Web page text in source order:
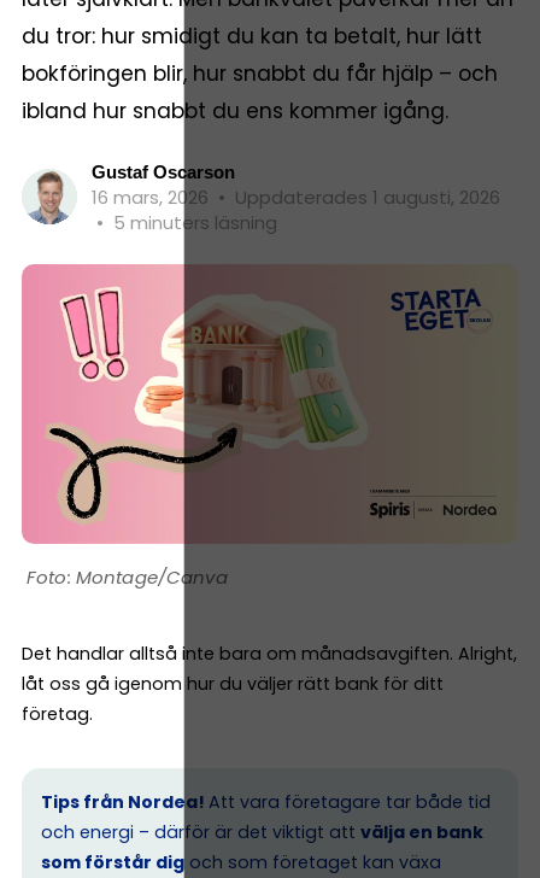
du tror: hur smidigt du kan ta betalt, hur lätt
bokföringen blir, hur snabbt du får hjälp – och
ibland hur snabbt du ens kommer igång.
Gustaf Oscarson
16 mars, 2026 • Uppdaterades 1 augusti, 2026
• 5 minuters läsning
Montage/Canva
Det handlar alltså inte bara om månadsavgiften. Alright,
låt oss gå igenom hur du väljer rätt bank för ditt
företag.
Tips från Nordea! Att vara företagare tar både tid
och energi – därför är det viktigt att välja en bank
som förstår dig och som företaget kan växa